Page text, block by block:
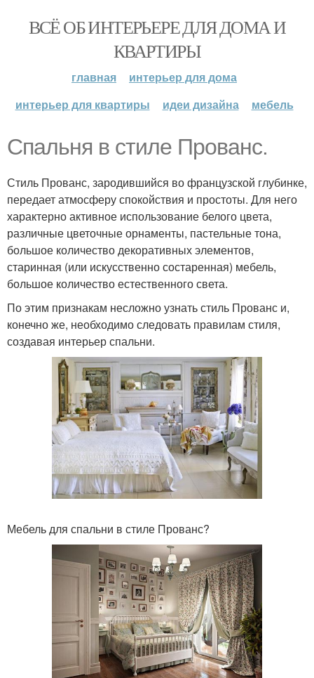
ВСЁ ОБ ИНТЕРЬЕРЕ ДЛЯ ДОМА И
КВАРТИРЫ
главная
интерьер для дома
интерьер для квартиры
идеи дизайна мебель
Спальня в стиле Прованс.
Стиль Прованс, зародившийся во французской глубинке,
передает атмосферу спокойствия и простоты. Для него
характерно активное использование белого цвета,
различные цветочные орнаменты, пастельные тона,
большое количество декоративных элементов,
старинная (или искусственно состаренная) мебель,
большое количество естественного света.
По этим признакам несложно узнать стиль Прованс и,
конечно же, необходимо следовать правилам стиля,
создавая интерьер спальни.
Мебель для спальни в стиле Прованс?